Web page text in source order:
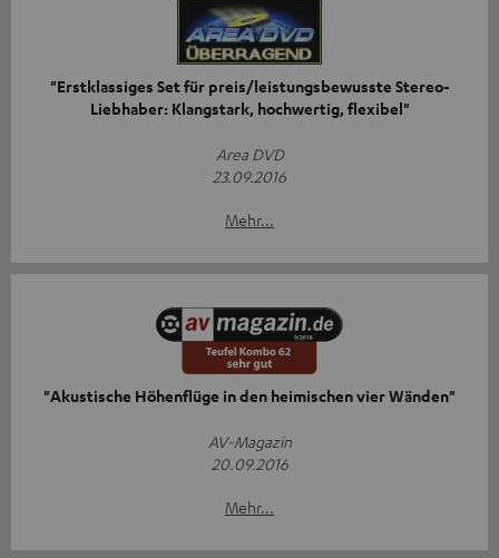
"Erstklassiges Set für preis/leistungsbewusste Stereo-
Liebhaber: Klangstark, hochwertig, flexibel"
Area DVD
23.09.2016
Mehr...
"Akustische Höhenflüge in den heimischen vier Wänden"
AV-Magazin
20.09.2016
Mehr...